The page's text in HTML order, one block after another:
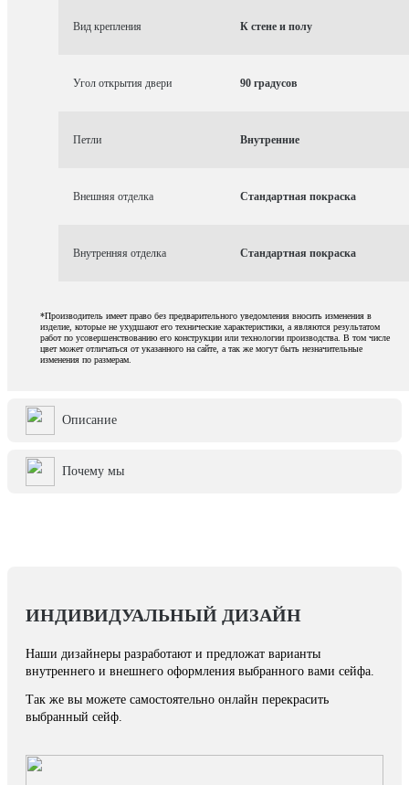
Вид крепления К стене и полу
Угол открытия двери 90 градусов
Петли Внутренние
Внешняя отделка Стандартная покраска
Внутренняя отделка Стандартная покраска
*Производитель имеет право без предварительного уведомления вносить изменения в
изделие, которые не ухудшают его технические характеристики, а являются результатом
работ по усовершенствованию его конструкции или технологии производства. В том числе
цвет может отличаться от указанного на сайте, а так же могут быть незначительные
изменения по размерам.
Описание
Почему мы
ИНДИВИДУАЛЬНЫЙ ДИЗАЙН
Наши дизайнеры разработают и предложат варианты
внутреннего и внешнего оформления выбранного вами сейфа.
Так же вы можете самостоятельно онлайн перекрасить
выбранный сейф.